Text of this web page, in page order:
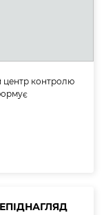
центр контролю